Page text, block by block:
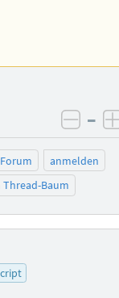
–
anmelden
Thread-Baum